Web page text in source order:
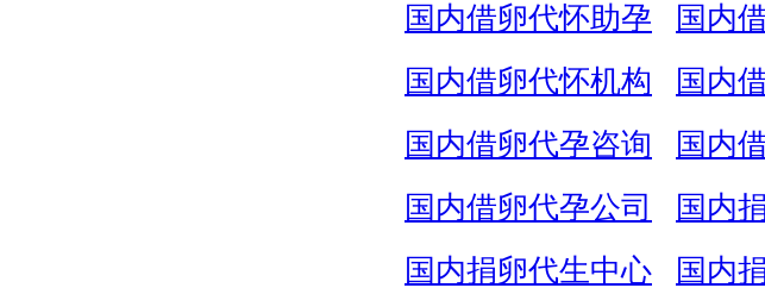
国内借卵代怀助孕
国内
国内借卵代怀机构
国内
国内借卵代孕咨询
国内
国内借卵代孕公司
国内
国内捐卵代生中心
国内